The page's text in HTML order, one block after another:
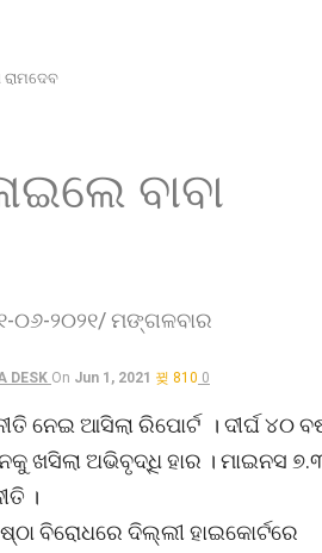
ରାମଦେବ
ବାବା
୦୬-୨୦୨୧/ ମଙ୍ଗଳବାର
DESK On Jun 1, 2021 810 0
ନେଇ ଆସିଲା ରିପୋର୍ଟ । ଦୀର୍ଘ ୪୦
ଖସିଲା ଅଭିବୃଦ୍ଧି ହାର । ମାଇନସ
।
ବିରୋଧରେ ଦିଲ୍ଲୀ ହାଇକୋର୍ଟରେ